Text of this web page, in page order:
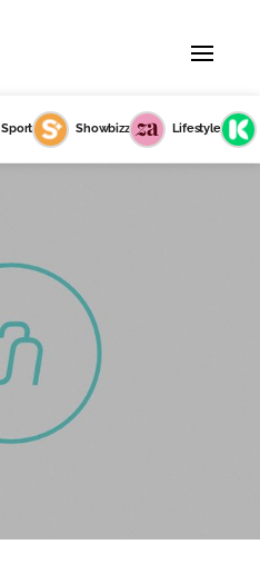
Sport Showbizz Lifestyle